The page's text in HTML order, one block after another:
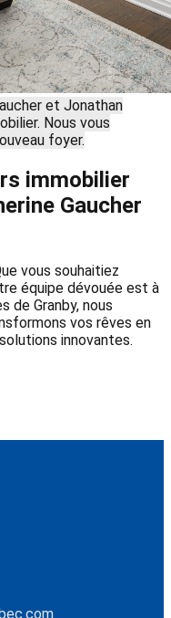
et Jonathan
Nous vous
foyer.
immobilier
Gaucher
vous souhaitiez
équipe dévouée est à
de Granby, nous
vos rêves en
innovantes.